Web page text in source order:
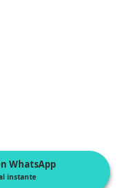
WhatsApp
instante